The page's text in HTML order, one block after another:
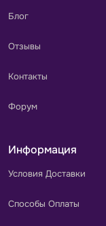
Блог
Отзывы
Контакты
Форум
Информация
Условия Доставки
Способы Оплаты